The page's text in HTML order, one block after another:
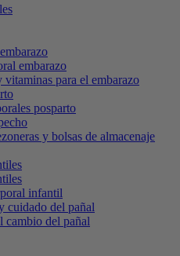
embarazo
vitaminas para el embarazo
posparto
y bolsas de almacenaje
infantil
cuidado del pañal
cambio del pañal